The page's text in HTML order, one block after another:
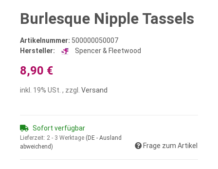
Burlesque Nipple Tassels
Artikelnummer: 500000050007
Hersteller:
Spencer & Fleetwood
8,90 €
inkl. 19% USt. , zzgl. Versand
Sofort verfügbar
Lieferzeit: 2 - 3 Werktage (DE - Ausland
abweichend)
Frage zum Artikel